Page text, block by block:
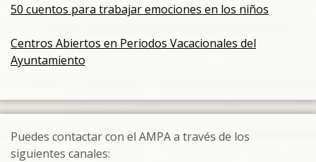
50 cuentos para trabajar emociones en los niños
Centros Abiertos en Periodos Vacacionales del
Ayuntamiento
Puedes contactar con el AMPA a través de los
siguientes canales: